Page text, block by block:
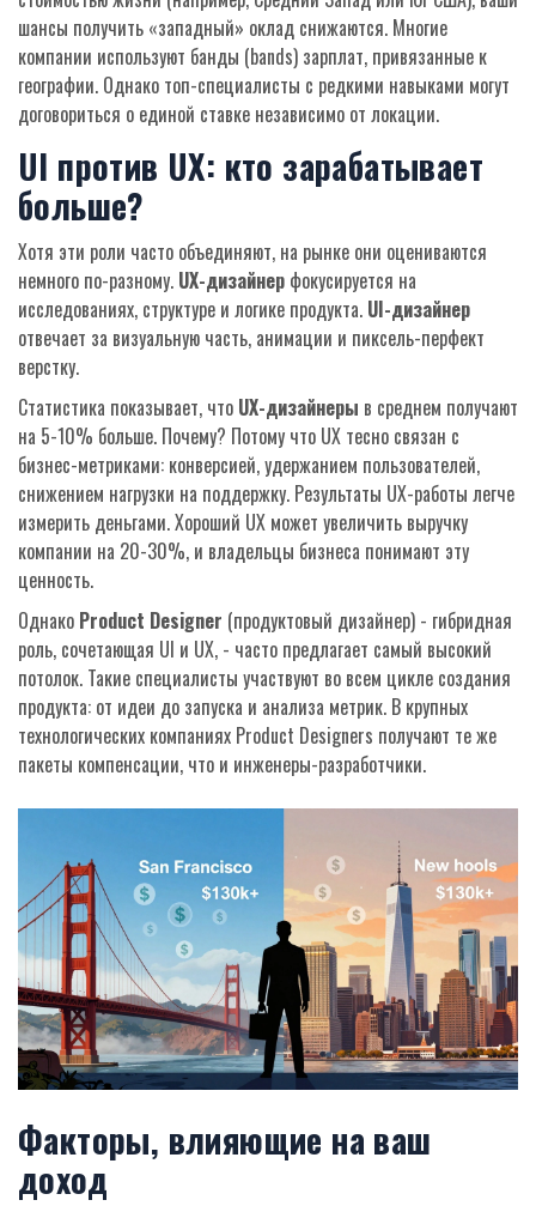
шансы получить «западный» оклад снижаются. Многие
компании используют банды (bands) зарплат, привязанные к
географии. Однако топ-специалисты с редкими навыками могут
договориться о единой ставке независимо от локации.
UI против UX: кто зарабатывает
больше?
Хотя эти роли часто объединяют, на рынке они оцениваются
немного по-разному. UX-дизайнер фокусируется на
исследованиях, структуре и логике продукта. UI-дизайнер
отвечает за визуальную часть, анимации и пиксель-перфект
верстку.
Статистика показывает, что UX-дизайнеры в среднем получают
на 5-10% больше. Почему? Потому что UX тесно связан с
бизнес-метриками: конверсией, удержанием пользователей,
снижением нагрузки на поддержку. Результаты UX-работы легче
измерить деньгами. Хороший UX может увеличить выручку
компании на 20-30%, и владельцы бизнеса понимают эту
ценность.
Однако Product Designer (продуктовый дизайнер) - гибридная
роль, сочетающая UI и UX, - часто предлагает самый высокий
потолок. Такие специалисты участвуют во всем цикле создания
продукта: от идеи до запуска и анализа метрик. В крупных
технологических компаниях Product Designers получают те же
пакеты компенсации, что и инженеры-разработчики.
Факторы, влияющие на ваш
доход